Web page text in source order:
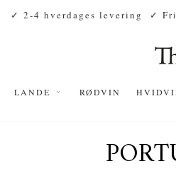
✓ 2-4 hverdages levering ✓
LANDE RØDVIN